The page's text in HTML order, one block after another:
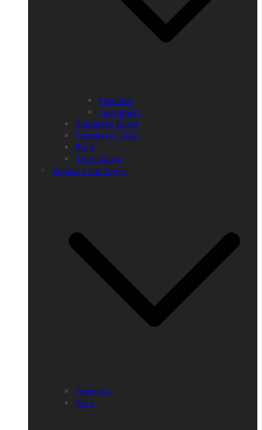
Manado
Gorontalo
Sumatera Barat
Sumatera Utara
Riau
Yogyakarta
Wisata Luar Negri
Amerika
Asia